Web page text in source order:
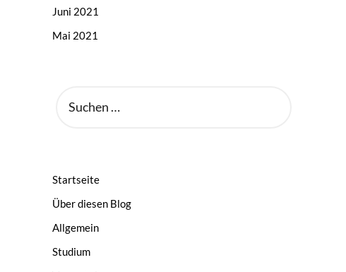
Juni 2021
Mai 2021
NACH:
Startseite
Über diesen Blog
Allgemein
Studium